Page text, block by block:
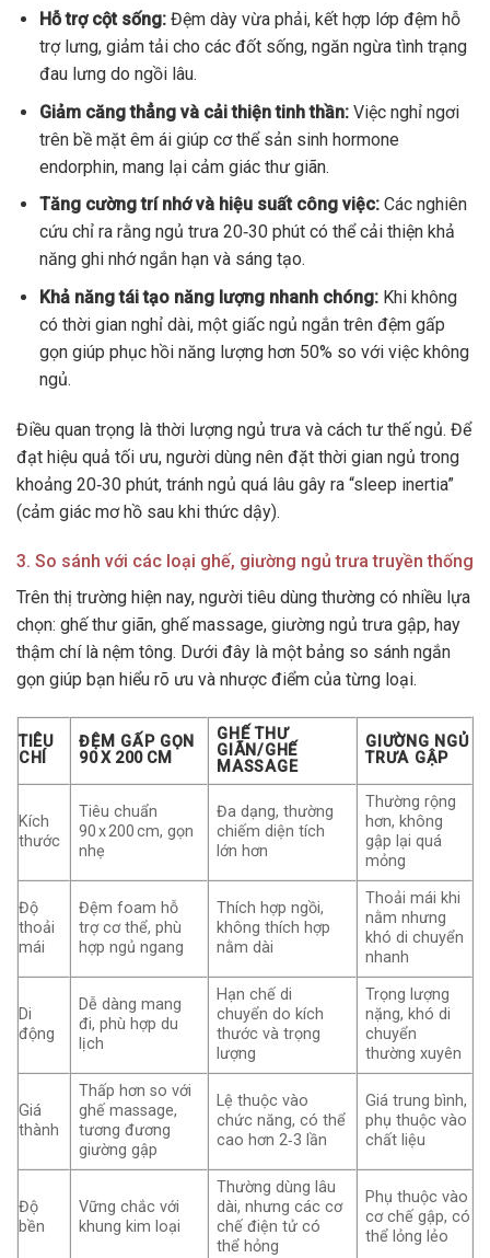
Hỗ trợ cột sống:Đệm dày vừa phải, kết hợp lớp đệm hỗ
trợ lưng, giảm tải cho các đốt sống, ngăn ngừa tình trạng
đau lưng do ngồi lâu.
Giảm căng thẳng và cải thiện tinh thần:Việc nghỉ ngơi
trên bề mặt êm ái giúp cơ thể sản sinh hormone
endorphin, mang lại cảm giác thư giãn.
Tăng cường trí nhớ và hiệu suất công việc:Các nghiên
cứu chỉ ra rằng ngủ trưa 20‑30 phút có thể cải thiện khả
năng ghi nhớ ngắn hạn và sáng tạo.
Khả năng tái tạo năng lượng nhanh chóng:Khi không
có thời gian nghỉ dài, một giấc ngủ ngắn trên đệm gấp
gọn giúp phục hồi năng lượng hơn 50% so với việc không
ngủ.
Điều quan trọng là thời lượng ngủ trưa và cách tư thế ngủ. Để
đạt hiệu quả tối ưu, người dùng nên đặt thời gian ngủ trong
khoảng 20‑30 phút, tránh ngủ quá lâu gây ra “sleep inertia”
(cảm giác mơ hồ sau khi thức dậy).
3. So sánh với các loại ghế, giường ngủ trưa truyền thống
Trên thị trường hiện nay, người tiêu dùng thường có nhiều lựa
chọn: ghế thư giãn, ghế massage, giường ngủ trưa gập, hay
thậm chí là nệm tông. Dưới đây là một bảng so sánh ngắn
gọn giúp bạn hiểu rõ ưu và nhược điểm của từng loại.
TIÊU
CHÍ
ĐỆM GẤP GỌN
90 X 200 CM
GHẾ THƯ
GIÃN/GHẾ
MASSAGE
GIƯỜNG NGỦ
TRƯA GẬP
Kích
thước
Tiêu chuẩn
90 x 200 cm, gọn
nhẹ
Đa dạng, thường
chiếm diện tích
lớn hơn
Thường rộng
hơn, không
gập lại quá
mỏng
Độ
thoải
mái
Đệm foam hỗ
trợ cơ thể, phù
hợp ngủ ngang
Thích hợp ngồi,
không thích hợp
nằm dài
Thoải mái khi
nằm nhưng
khó di chuyển
nhanh
Di
động
Dễ dàng mang
đi, phù hợp du
lịch
Hạn chế di
chuyển do kích
thước và trọng
lượng
Trọng lượng
nặng, khó di
chuyển
thường xuyên
Giá
thành
Thấp hơn so với
ghế massage,
tương đương
giường gập
Lệ thuộc vào
chức năng, có thể
cao hơn 2‑3 lần
Giá trung bình,
phụ thuộc vào
chất liệu
Độ
bền
Vững chắc với
khung kim loại
Thường dùng lâu
dài, nhưng các cơ
chế điện tử có
thể hỏng
Phụ thuộc vào
cơ chế gập, có
thể lỏng lẻo